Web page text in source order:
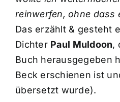
reinwerfen, ohne dass
Das erzählt & gesteht
Dichter Paul Muldoon,
Buch herausgegeben
Beck erschienen ist
übersetzt wurde).